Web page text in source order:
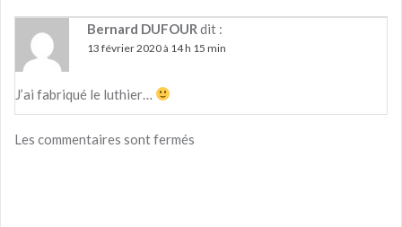
Bernard DUFOUR dit :
13 février 2020 à 14 h 15 min
J’ai fabriqué le luthier…
Les commentaires sont fermés